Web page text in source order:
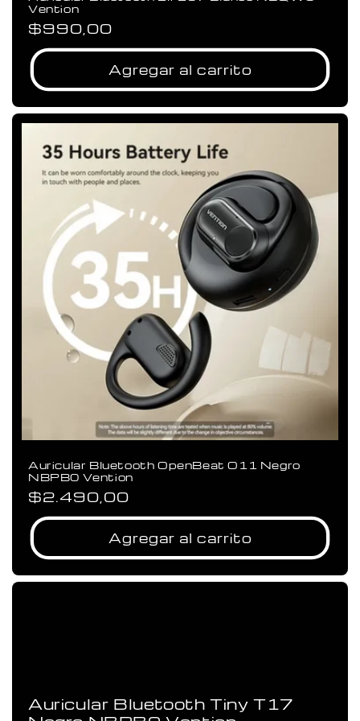
Vention
Precio
habitual
$990,00
Agregar al carrito
Auricular Bluetooth OpenBeat O11 Negro
NBPB0 Vention
Precio
habitual
$2.490,00
Agregar al carrito
Auricular Bluetooth Tiny T17